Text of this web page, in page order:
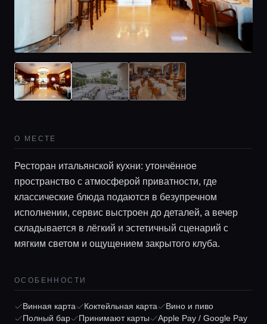
О МЕСТЕ
Ресторан итальянской кухни: утончённое
пространство с атмосферой приватности, где
классические блюда подаются в безупречном
исполнении, сервис выстроен до деталей, а вечер
складывается в лёгкий и эстетичный сценарий с
мягким светом и ощущением закрытого клуба.
ОСОБЕННОСТИ
Винная карта Коктейльная карта
Вино и пиво
Полный бар
Принимают карты
Apple Pay / Google Pay